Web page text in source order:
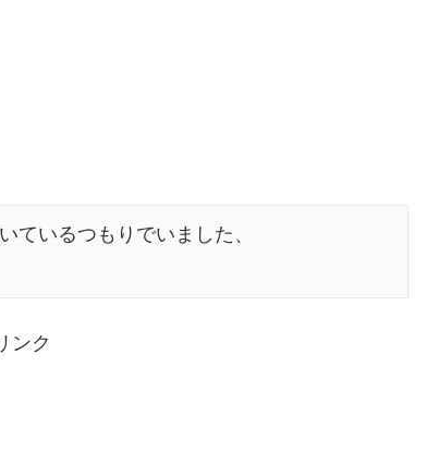
ているつもりでいました、
ンク